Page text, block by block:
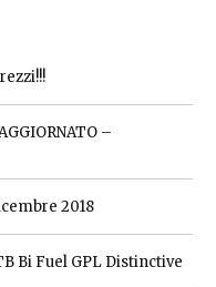
–
2018
Bi Fuel GPL Distinctive